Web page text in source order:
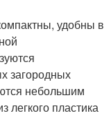
удобны в
загородных
небольшим
легкого пластика